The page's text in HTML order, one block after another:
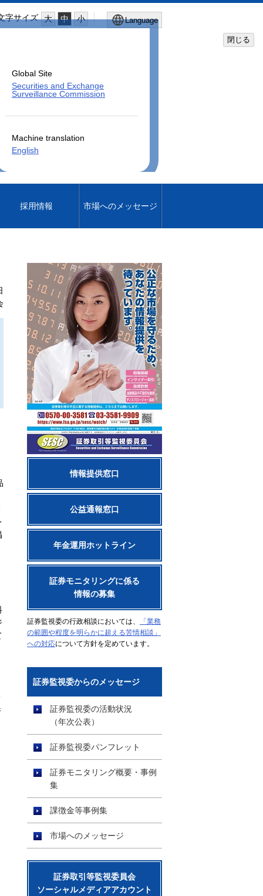
字サイズ 大 中 小 Language
Global Site
Securities and Exchange
Surveillance Commission
Machine translation
English
閉じる
採用情報 市場へのメッセージ
情報提供窓口
公益通報窓口
年金運用ホットライン
証券モニタリングに係る
情報の募集
証券監視委の行政相談においては、
「業務
の範囲や程度を明らかに超える苦情相談」
への対応について方針を定めています。
証券監視委からのメッセージ
証券監視委の活動状況
（年次公表）
証券監視委パンフレット
証券モニタリング概要・事例
集
課徴金等事例集
市場へのメッセージ
証券取引等監視委員会
ソーシャルメディアアカウント